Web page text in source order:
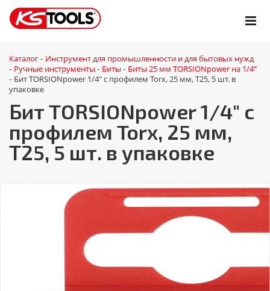
Каталог - Инструмент для промышленности и для бытовых нужд
- Ручные инструменты - Биты - Биты 25 мм TORSIONpower на 1/4"
- Бит TORSIONpower 1/4" с профилем Torx, 25 мм, Т25, 5 шт. в
упаковке
Бит TORSIONpower 1/4" с
профилем Torx, 25 мм,
Т25, 5 шт. в упаковке